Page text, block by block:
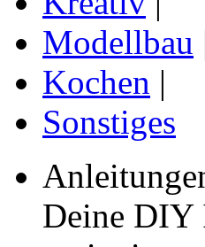
Modellbau
Kochen |
Sonstiges
Deine DIY